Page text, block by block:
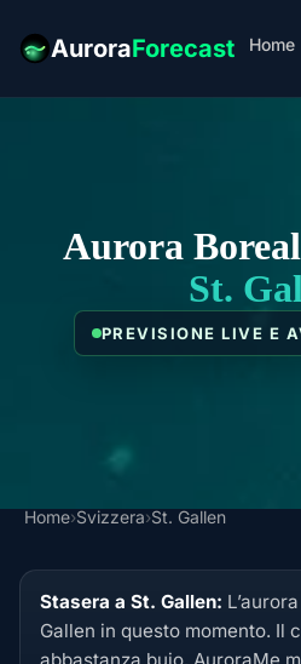
AuroraForecast Home
Aurora
St.
PREVISIONE LIVE E
Home›Svizzera›St. Gallen
Stasera a St. Gallen:
Gallen in questo momento. Il